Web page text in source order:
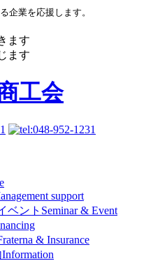
企業を応援します。
support
ベント Seminar & Event
& Insurance
Information